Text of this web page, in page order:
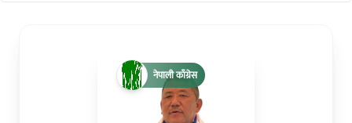
नेपाली काँग्रेस